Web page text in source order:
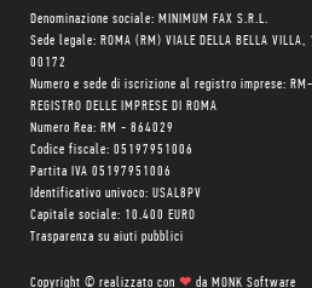
Denominazione sociale: MINIMUM FAX S.R.L.
Sede legale: ROMA (RM) VIALE DELLA BELLA
00172
Numero e sede di iscrizione al registro imprese:
REGISTRO DELLE IMPRESE DI ROMA
Numero Rea: RM - 864029
Codice fiscale: 05197951006
Partita IVA 05197951006
Identificativo univoco: USAL8PV
Capitale sociale: 10.400 EURO
Trasparenza su aiuti pubblici
Copyright © realizzato con ❤ da MONK Software